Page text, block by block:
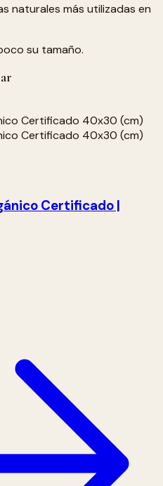
naturales más utilizadas en
su tamaño.
Certificado |